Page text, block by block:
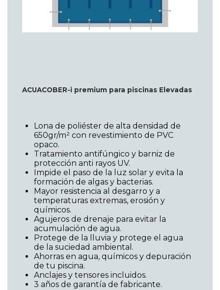
ACUACOBER-i premium para piscinas Elevadas
Lona de poliéster de alta densidad de
650gr/m² con revestimiento de PVC
opaco.
Tratamiento antifúngico y barniz de
protección anti rayos UV.
Impide el paso de la luz solar y evita la
formación de algas y bacterias.
Mayor resistencia al desgarro y a
temperaturas extremas, erosión y
químicos.
Agujeros de drenaje para evitar la
acumulación de agua.
Protege de la lluvia y protege el agua
de la suciedad ambiental.
Ahorras en agua, químicos y depuración
de tu piscina.
Anclajes y tensores incluidos.
3 años de garantía de fabricante.